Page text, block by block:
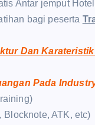
Antar jemput
bagi peserta
Dan
Pada
ATK, etc)